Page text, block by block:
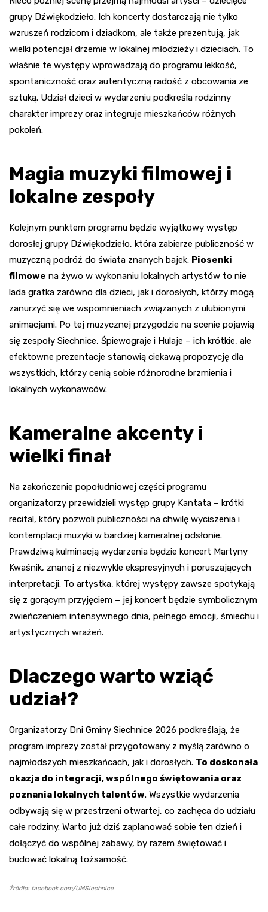
grupy Dźwiękodzieło. Ich koncerty dostarczają nie tylko
wzruszeń rodzicom i dziadkom, ale także prezentują, jak
wielki potencjał drzemie w lokalnej młodzieży i dzieciach. To
właśnie te występy wprowadzają do programu lekkość,
spontaniczność oraz autentyczną radość z obcowania ze
sztuką. Udział dzieci w wydarzeniu podkreśla rodzinny
charakter imprezy oraz integruje mieszkańców różnych
pokoleń.
Magia muzyki filmowej i
lokalne zespoły
Kolejnym punktem programu będzie wyjątkowy występ
dorosłej grupy Dźwiękodzieło, która zabierze publiczność w
muzyczną podróż do świata znanych bajek. Piosenki
filmowe na żywo w wykonaniu lokalnych artystów to nie
lada gratka zarówno dla dzieci, jak i dorosłych, którzy mogą
zanurzyć się we wspomnieniach związanych z ulubionymi
animacjami. Po tej muzycznej przygodzie na scenie pojawią
się zespoły Siechnice, Śpiewograje i Hulaje – ich krótkie, ale
efektowne prezentacje stanowią ciekawą propozycję dla
wszystkich, którzy cenią sobie różnorodne brzmienia i
lokalnych wykonawców.
Kameralne akcenty i
wielki finał
Na zakończenie popołudniowej części programu
organizatorzy przewidzieli występ grupy Kantata – krótki
recital, który pozwoli publiczności na chwilę wyciszenia i
kontemplacji muzyki w bardziej kameralnej odsłonie.
Prawdziwą kulminacją wydarzenia będzie koncert Martyny
Kwaśnik, znanej z niezwykle ekspresyjnych i poruszających
interpretacji. To artystka, której występy zawsze spotykają
się z gorącym przyjęciem – jej koncert będzie symbolicznym
zwieńczeniem intensywnego dnia, pełnego emocji, śmiechu i
artystycznych wrażeń.
Dlaczego warto wziąć
udział?
Organizatorzy Dni Gminy Siechnice 2026 podkreślają, że
program imprezy został przygotowany z myślą zarówno o
najmłodszych mieszkańcach, jak i dorosłych. To doskonała
okazja do integracji, wspólnego świętowania oraz
poznania lokalnych talentów. Wszystkie wydarzenia
odbywają się w przestrzeni otwartej, co zachęca do udziału
całe rodziny. Warto już dziś zaplanować sobie ten dzień i
dołączyć do wspólnej zabawy, by razem świętować i
budować lokalną tożsamość.
Źródło: facebook.com/UMSiechnice